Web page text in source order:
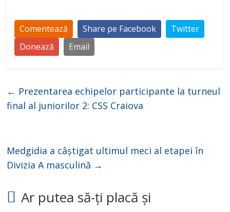
Comentează Share pe Facebook
Twitter
Donează
Email
← Prezentarea echipelor participante la turneul
final al juniorilor 2: CSS Craiova
Medgidia a câștigat ultimul meci al etapei în
Divizia A masculină →
Ar putea să-ți placă și